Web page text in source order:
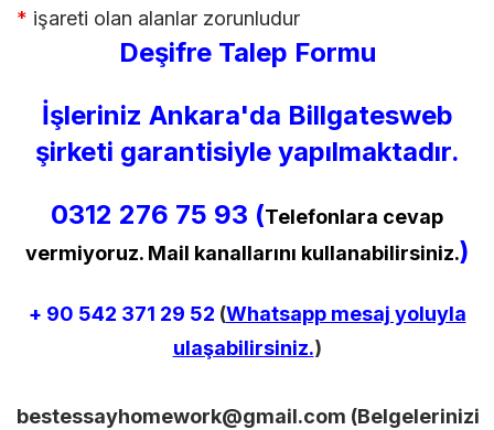
* işareti olan alanlar zorunludur
Deşifre Talep Formu
İşleriniz Ankara'da Billgatesweb
şirketi garantisiyle yapılmaktadır.
0312 276 75 93 (Telefonlara cevap
vermiyoruz. Mail kanallarını kullanabilirsiniz.)
+ 90 542 371 29 52 (Whatsapp mesaj yoluyla
ulaşabilirsiniz.)
bestessayhomework@gmail.com (Belgelerinizi